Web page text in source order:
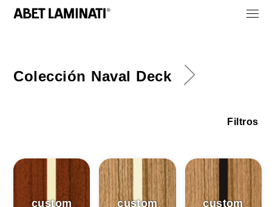
Colección Naval Deck
Filtros